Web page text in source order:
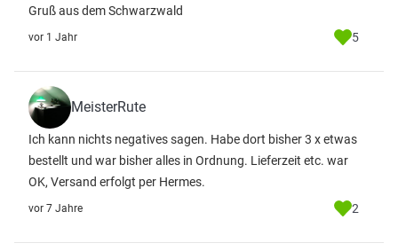
Gruß aus dem Schwarzwald
vor 1 Jahr 5
MeisterRute
Ich kann nichts negatives sagen. Habe dort bisher 3 x etwas
bestellt und war bisher alles in Ordnung. Lieferzeit etc. war
OK, Versand erfolgt per Hermes.
vor 7 Jahre 2